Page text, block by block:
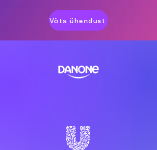
Võta ühendust